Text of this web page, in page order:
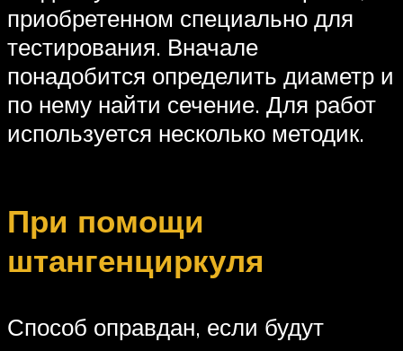
приобретенном специально для
тестирования. Вначале
понадобится определить диаметр и
по нему найти сечение. Для работ
используется несколько методик.
При помощи
штангенциркуля
Способ оправдан, если будут